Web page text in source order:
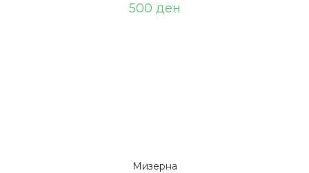
500 ден
Мизерна